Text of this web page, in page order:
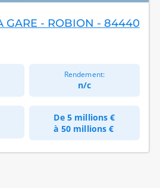
GARE - ROBION - 84440
Rendement:
n/c
De 5 millions €
à 50 millions €